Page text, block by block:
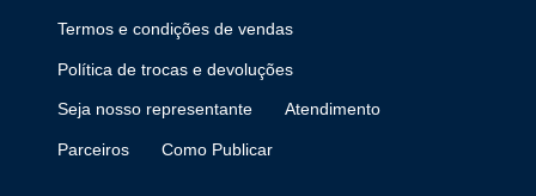
Termos e condições de vendas
Política de trocas e devoluções
Seja nosso representante Atendimento
Parceiros Como Publicar